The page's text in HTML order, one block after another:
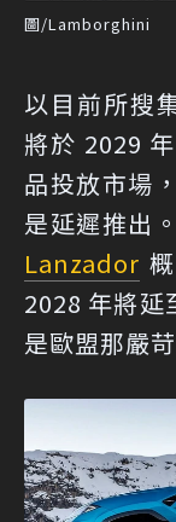
圖/Lamborghini
以目前所搜
將於 2029
品投放市場
是延遲推出
Lanzador
2028 年將延
是歐盟那嚴